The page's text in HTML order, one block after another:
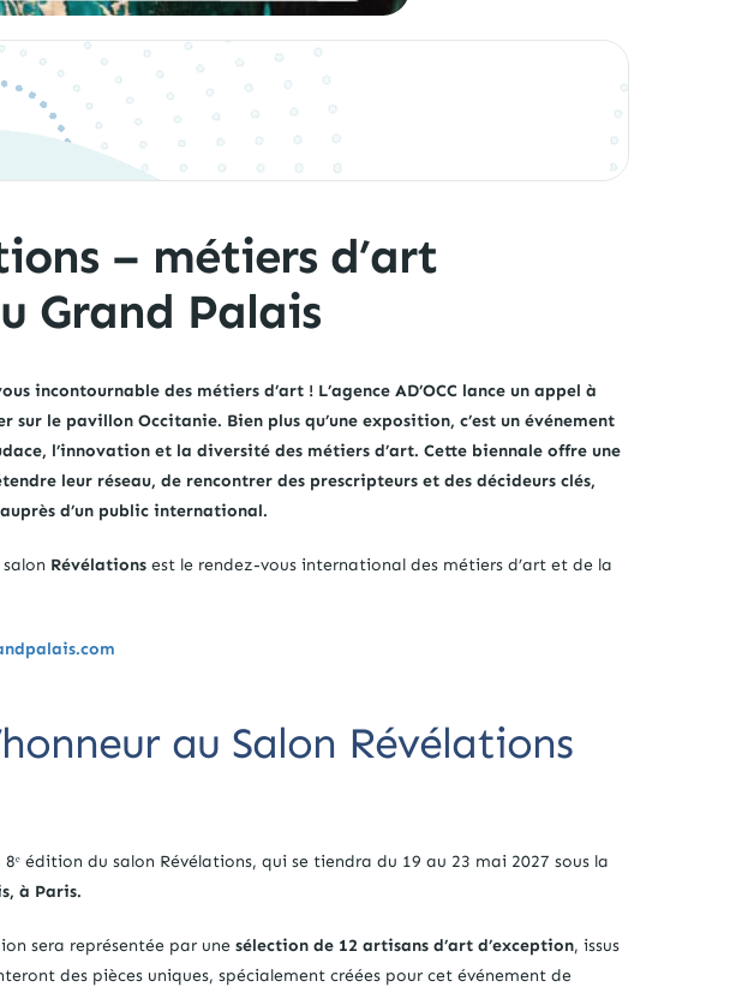
– métiers d’art
Grand Palais
incontournable des métiers d’art ! L’agence AD’OCC lance un appel à
sur le pavillon Occitanie. Bien plus qu’une exposition, c’est un événement
l’innovation et la diversité des métiers d’art. Cette biennale offre une
leur réseau, de rencontrer des prescripteurs et des décideurs clés,
d’un public international.
Révélationsest le rendez-vous international des métiers d’art et de la
au Salon Révélations
édition du salon Révélations, qui se tiendra du 19 au 23 mai 2027 sous la
à Paris.
sera représentée par une sélection de 12 artisans d’art d’exception, issus
des pièces uniques, spécialement créées pour cet événement de